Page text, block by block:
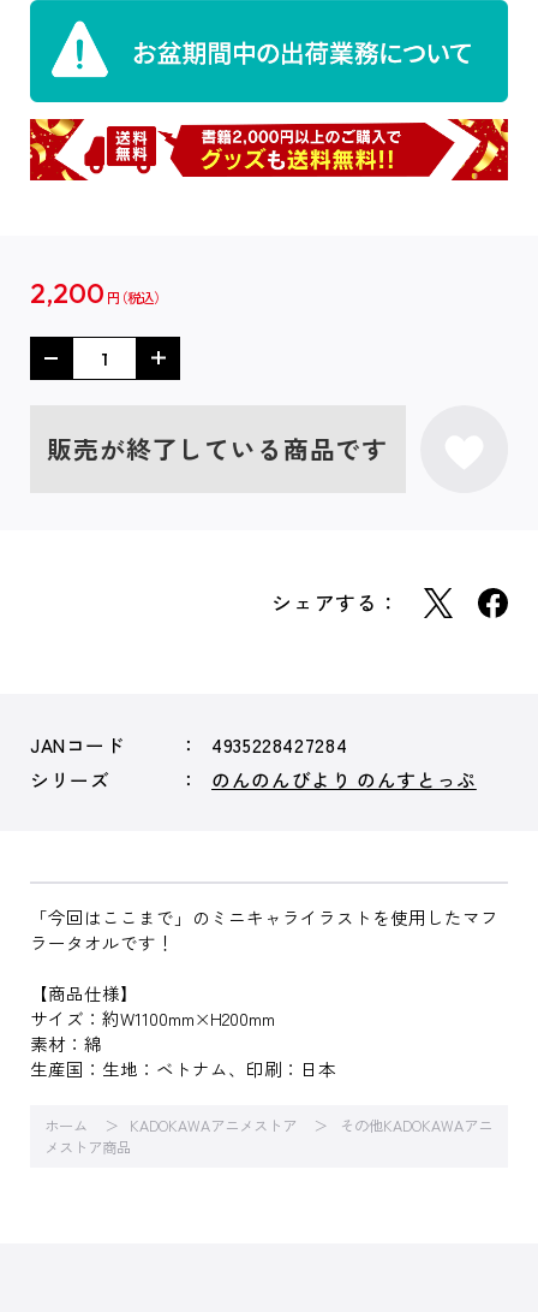
2,200 円
販売が終了している商品です
シェアする：
JANコード
4935228427284
シリーズ
のんのんびより のんすとっぷ
「今回はここまで」のミニキャライラストを使用したマフ
ラータオルです！
【商品仕様】
サイズ：約W1100mm×H200mm
素材：綿
生産国：生地：ベトナム、印刷：日本
ホーム KADOKAWAアニメストア
その他KADOKAWAアニ
メストア商品